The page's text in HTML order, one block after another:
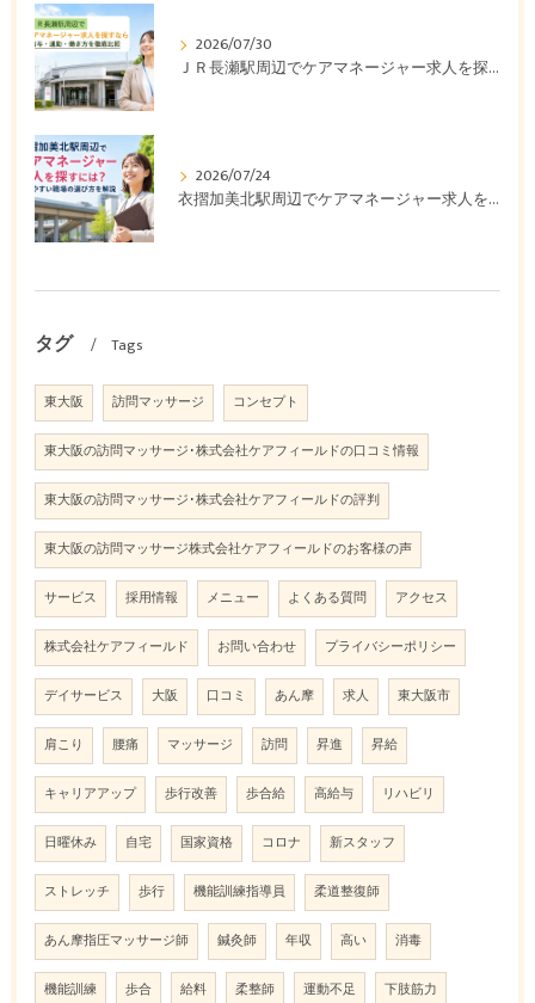
2026/07/30
ＪＲ長瀬駅周辺でケアマネージャー求人を探すなら｜給与・通勤・働き方を徹底比較
2026/07/24
衣摺加美北駅周辺でケアマネージャー求人を探すには？働きやすい職場の選び方を解説
タグ Tags
東大阪 訪問マッサージ コンセプト
東大阪の訪問マッサージ･株式会社ケアフィールドの口コミ情報
東大阪の訪問マッサージ･株式会社ケアフィールドの評判
東大阪の訪問マッサージ株式会社ケアフィールドのお客様の声
サービス 採用情報 メニュー よくある質問 アクセス
株式会社ケアフィールド お問い合わせ プライバシーポリシー
デイサービス 大阪 口コミ あん摩 求人 東大阪市
肩こり 腰痛 マッサージ 訪問 昇進 昇給
キャリアアップ 歩行改善 歩合給 高給与 リハビリ
日曜休み 自宅 国家資格 コロナ 新スタッフ
ストレッチ 歩行 機能訓練指導員 柔道整復師
あん摩指圧マッサージ師 鍼灸師 年収 高い 消毒
機能訓練 歩合 給料 柔整師 運動不足 下肢筋力